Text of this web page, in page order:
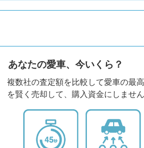
あなたの愛車、今いくら？
複数社の査定額を比較して愛車の最
を賢く売却して、購入資金にしませ